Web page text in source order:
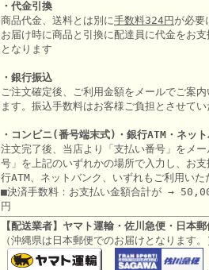
・代金引換
商品代金、送料とは別に手数料324円 が必要
お届け時に商品と引換に配達員に代金をお
となります
・銀行振込
ご注文確定後、ご利用金額をメールでご案
ます。振込手数料はお客様ご負担とさせてい
・コンビニ(番号端末式)・銀行ATM・ネッ
注文完了後、当店より「支払い番号」をメ
号」を上記のいずれかの場所で入力し、お
行ATM、ネットバンク、いずれもご利用いた
■決済手数料：お支払い金額合計が →
円
【配送業者】ヤマト運輸・佐川急便・日本
（沖縄県は日本郵便でのお届けとなります。